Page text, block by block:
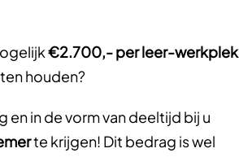
€2.700,- per leer-werkplek
houden?
in de vorm van deeltijd bij u
te krijgen! Dit bedrag is wel